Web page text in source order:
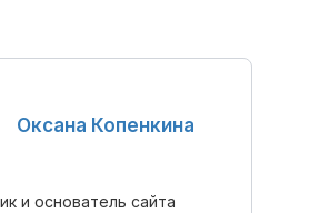
Оксана Копенкина
и основатель сайта